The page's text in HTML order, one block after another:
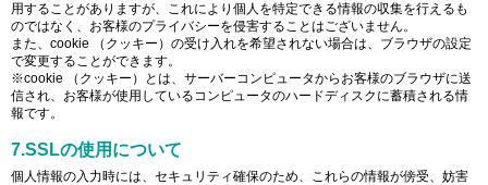
用することがありますが、これにより個人を特定できる情報の収集を行えるも
のではなく、お客様のプライバシーを侵害することはございません。
また、cookie （クッキー）の受け入れを希望されない場合は、ブラウザの設定
で変更することができます。
※cookie （クッキー）とは、サーバーコンピュータからお客様のブラウザに送
信され、お客様が使用しているコンピュータのハードディスクに蓄積される情
報です。
7.SSLの使用について
個人情報の入力時には、セキュリティ確保のため、これらの情報が傍受、妨害